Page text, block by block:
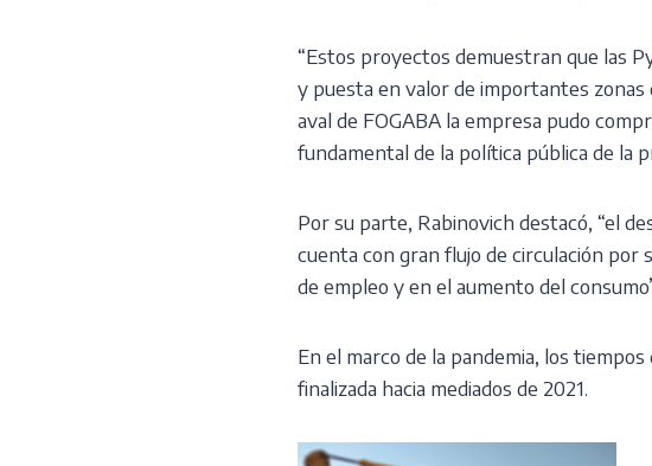
“Estos proyectos demuestran que las
y puesta en valor de importantes zonas
aval de FOGABA la empresa pudo
fundamental de la política pública de la
Por su parte, Rabinovich destacó, “el
cuenta con gran flujo de circulación por
de empleo y en el aumento del
En el marco de la pandemia, los
finalizada hacia mediados de 2021.